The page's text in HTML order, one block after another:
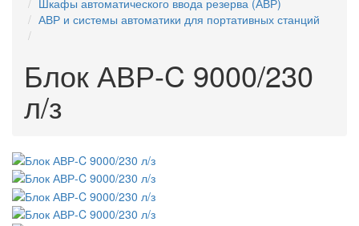
Шкафы автоматического ввода резерва (АВР)
АВР и системы автоматики для портативных станций
Блок АВР-C 9000/230
л/з